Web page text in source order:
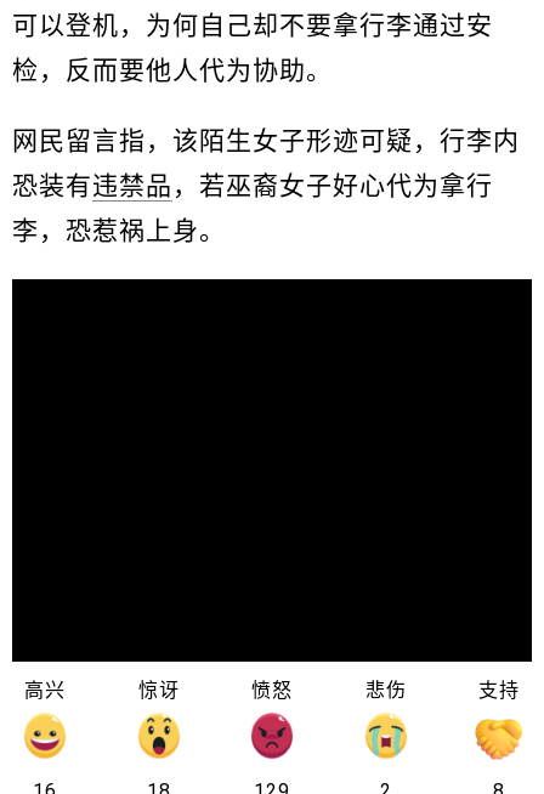
可以登机，为何自己却不要拿行李通过安
检，反而要他人代为协助。
网民留言指，该陌生女子形迹可疑，行李内
恐装有违禁品 ，若巫裔女子好心代为拿行
李，恐惹祸上身。
高兴 惊讶 愤怒 悲伤 支持